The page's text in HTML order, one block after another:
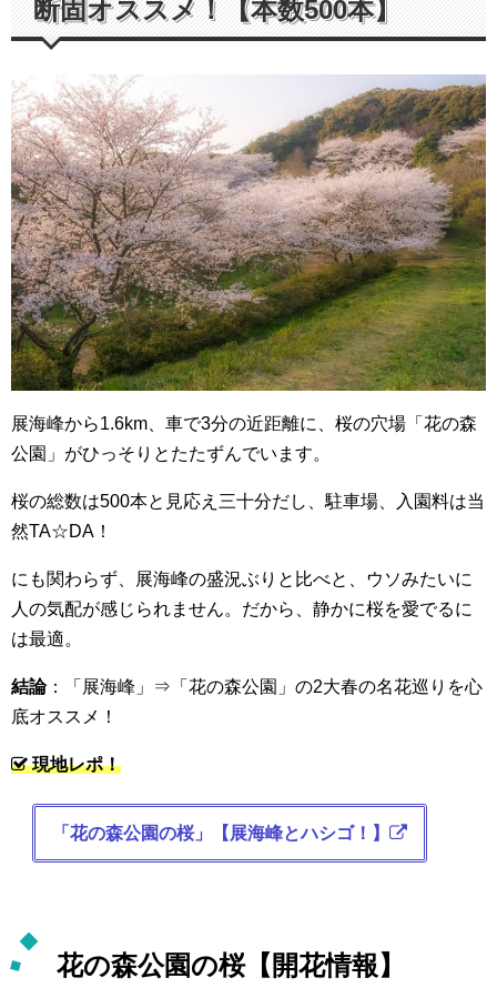
断固オススメ！【本数500本】
展海峰から1.6km、車で3分の近距離に、桜の穴場「花の森
公園」がひっそりとたたずんでいます。
桜の総数は500本と見応え三十分だし、駐車場、入園料は当
然TA☆DA！
にも関わらず、展海峰の盛況ぶりと比べと、ウソみたいに
人の気配が感じられません。だから、静かに桜を愛でるに
は最適。
結論：「展海峰」⇒「花の森公園」の2大春の名花巡りを心
底オススメ！
現地レポ！
「花の森公園の桜」【展海峰とハシゴ！】
花の森公園の桜【開花情報】